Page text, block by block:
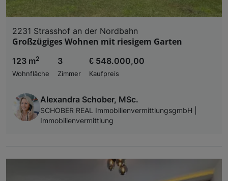
2231 Strasshof an der Nordbahn
Großzügiges Wohnen mit riesigem Garten
123 m2
Wohnfläche
3
Zimmer
€ 548.000,00
Kaufpreis
Alexandra Schober, MSc.
SCHOBER REAL ImmobilienvermittlungsgmbH |
Immobilienvermittlung